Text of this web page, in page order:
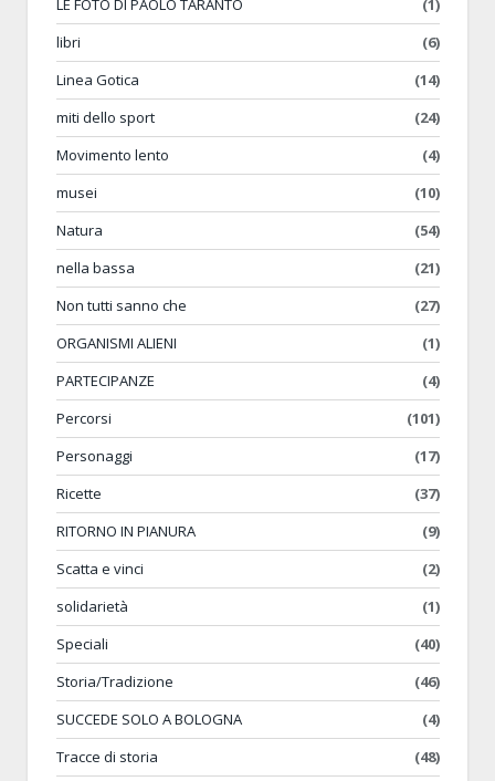
LE FOTO DI PAOLO TARANTO
(1)
libri
(6)
Linea Gotica
(14)
miti dello sport
(24)
Movimento lento
(4)
musei
(10)
Natura
(54)
nella bassa
(21)
Non tutti sanno che
(27)
ORGANISMI ALIENI
(1)
PARTECIPANZE
(4)
Percorsi
(101)
Personaggi
(17)
Ricette
(37)
RITORNO IN PIANURA
(9)
Scatta e vinci
(2)
solidarietà
(1)
Speciali
(40)
Storia/Tradizione
(46)
SUCCEDE SOLO A BOLOGNA
(4)
Tracce di storia
(48)